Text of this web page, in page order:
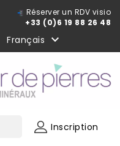
Réserver un RDV visio
+33 (0)6 19 88 26 48
Français 
Inscription